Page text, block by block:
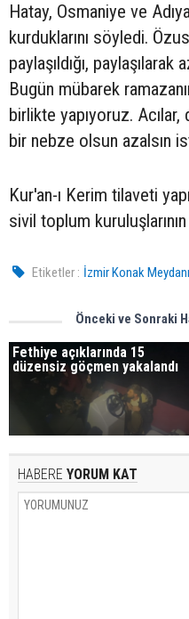
Hatay, Osmaniye ve
kurduklarını söyledi.
paylaşıldığı, paylaşılarak
Bugün mübarek
birlikte yapıyoruz.
bir nebze olsun azalsın
Kur'an-ı Kerim tilaveti
sivil toplum
Etiketler : İzmir Konak
Önceki ve Sonraki
Fethiye açıklarında 15
düzensiz göçmen yakalandı
HABERE YORUM KAT